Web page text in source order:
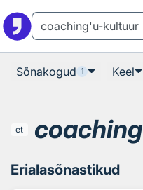
Sõnakogud 1 Keel
et coaching
Erialasõnastikud